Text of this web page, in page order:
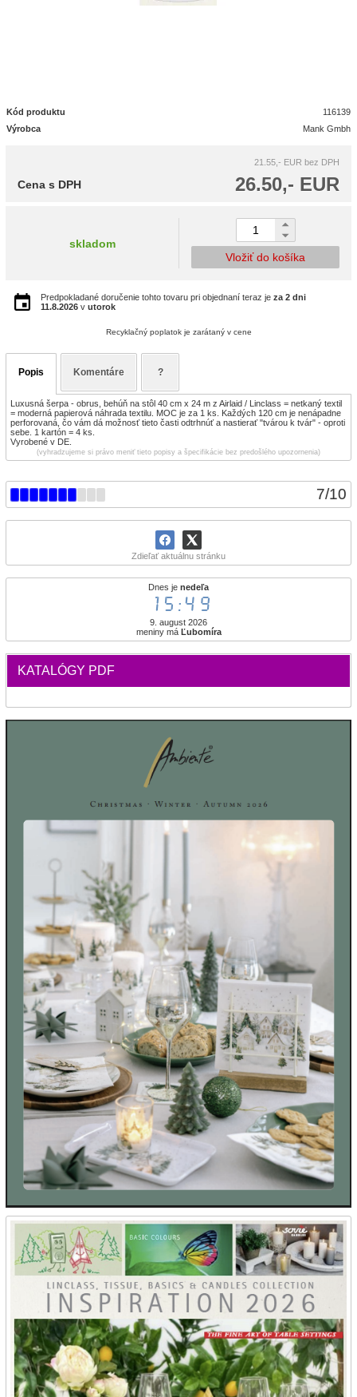
7/10
Zdieľať aktuálnu stránku
Dnes je nedeľa
15:49
9. august 2026
meniny má Ľubomíra
KATALÓGY PDF
Kód produktu
116139
Výrobca
Mank Gmbh
21.55,- EUR bez DPH
26.50,- EUR
Cena s DPH
skladom
Vložiť do košíka
Predpokladané doručenie tohto tovaru pri objednaní teraz je za 2 dni
11.8.2026 v utorok
Recyklačný poplatok je zarátaný v cene
Popis Komentáre ?
Luxusná šerpa - obrus, behúň na stôl 40 cm x 24 m z Airlaid / Linclass = netkaný textil
= moderná papierová náhrada textilu. MOC je za 1 ks. Každých 120 cm je nenápadne
perforovaná, čo vám dá možnosť tieto časti odtrhnúť a nastierať "tvárou k tvár" - oproti
sebe. 1 kartón = 4 ks.
Vyrobené v DE.
(vyhradzujeme si právo meniť tieto popisy a špecifikácie bez predošlého upozornenia)